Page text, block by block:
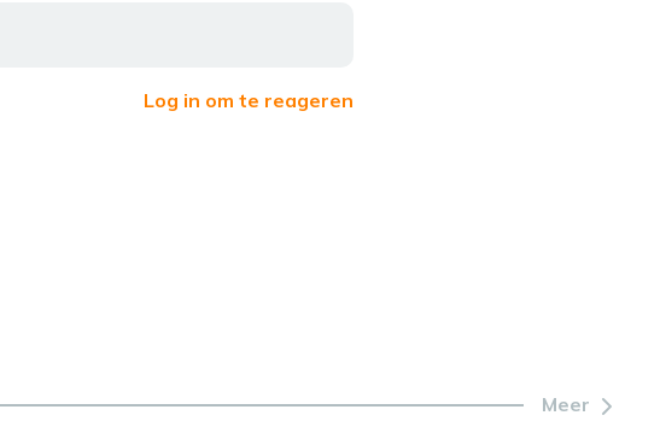
Log in om te reageren
Meer